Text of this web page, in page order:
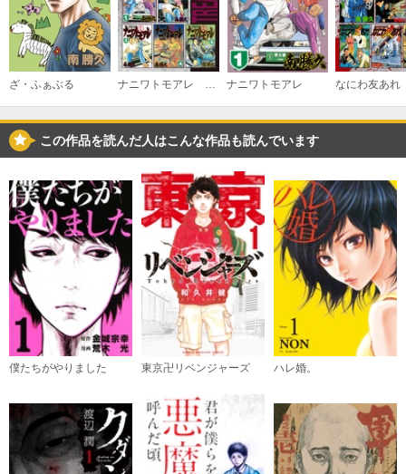
（４）
必要ポイント： 790
購入する
必要ポイント：790
購入する
（６）
必要ポイント：790
購入する
（７）
必要ポイント：790
（８）
必要ポイント： 790
ざ・ふぁぶる ナニワトモアレ
この作品を読んだ人はこんな作品も読んでいます
僕たちがやりました 東京卍リベンジャーズ ハレ婚。